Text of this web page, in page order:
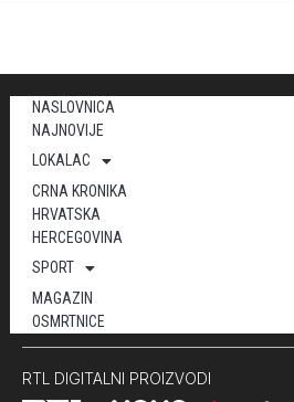
NASLOVNICA
NAJNOVIJE
LOKALAC
CRNA KRONIKA
HRVATSKA
HERCEGOVINA
SPORT
MAGAZIN
OSMRTNICE
RTL DIGITALNI PROIZVODI